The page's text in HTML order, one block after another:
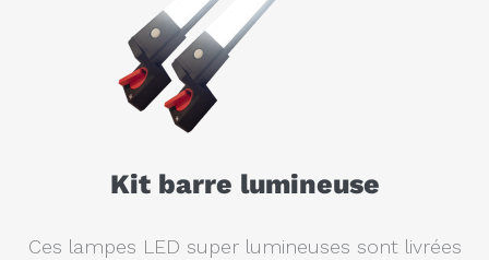
Kit barre lumineuse
Ces lampes LED super lumineuses sont livrées